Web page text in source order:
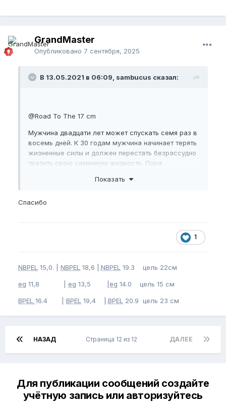
GrandMaster
Опубликовано 7 сентября, 2025
В 13.05.2021 в 06:09, sambucus сказал:
@Road To The 17 cm
Мужчина двадцати лет может спускать семя раз в
восемь дней. К 30 годам мужчина начинает терять
жизненные силы и должен перестать безрассудно
тратить свою семенную жидкость. Пора
познакомиться с Дао Инь и Ян.
Учись балансировать на краю
«Не выбрасывай свое семя без надобности. Не
выбрасывай свое семя насильно, словно швыряя
что-то с высоты. Ты расстроишь пять главных
энергии и как последствие дашь повод для
войдите, чтобы увидеть скрытое
вложение.
Показать
Спасибо
1
NBPEL 15,0. | NBPEL 18,6 |.NBPEL 19.3 цель 22см
eg 11,8 | eg 13,5 | eg 14.0 цель 15 см
BPEL 16.4 | BPEL 19,4 |.BPEL 20.9 цель 23 см
НАЗАД ДАЛЕЕ
Страница 12 из 12
Для публикации сообщений создайте
учётную запись или авторизуйтесь